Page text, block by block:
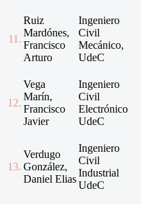
11.
Ruiz
Mardónes,
Francisco
Arturo
Ingeniero
Civil
Mecánico,
UdeC
12.
Vega
Marín,
Francisco
Javier
Ingeniero
Civil
Electrónico
UdeC
13.
Verdugo
González,
Daniel Elias
Ingeniero
Civil
Industrial
UdeC